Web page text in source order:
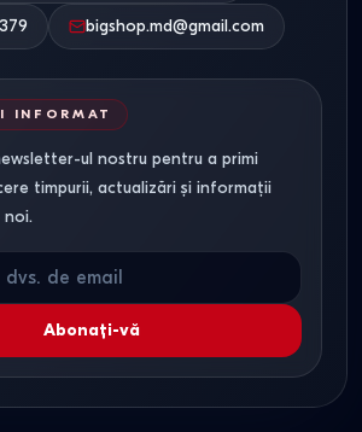
bigshop.md@gmail.com
INFORMAT
ul nostru pentru a primi
timpurii, actualizări și informații
noi.
Abonați-vă